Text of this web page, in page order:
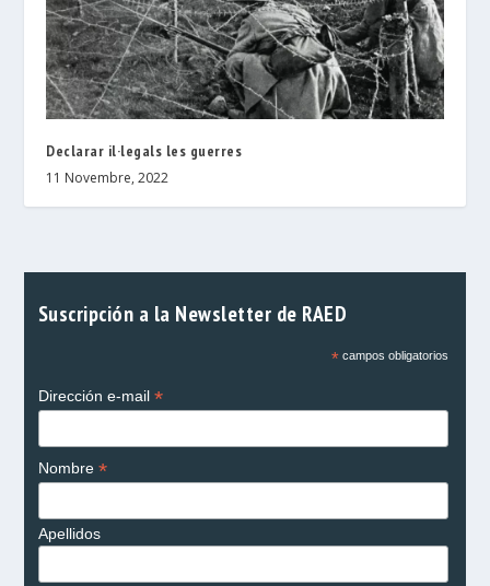
Declarar il·legals les guerres
11 Novembre, 2022
Suscripción a la Newsletter de RAED
*campos obligatorios
Dirección e-mail *
Nombre *
Apellidos